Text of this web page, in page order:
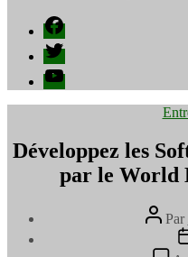
Facebook
Twitter
YouTube
Développez les
par le World
Auteur
de
l’article
Par